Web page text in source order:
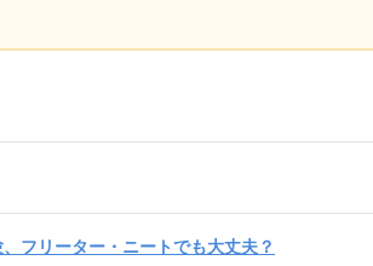
フリーター・ニートでも大丈夫？